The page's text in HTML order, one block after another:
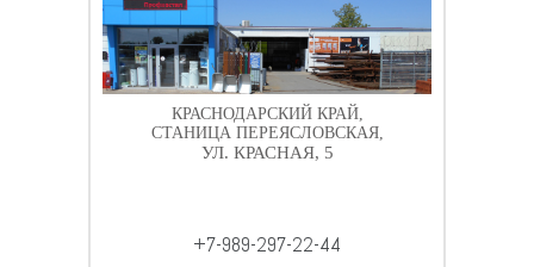
КРАСНОДАРСКИЙ КРАЙ,
СТАНИЦА ПЕРЕЯСЛОВСКАЯ,
УЛ. КРАСНАЯ, 5
+7-989-297-22-44